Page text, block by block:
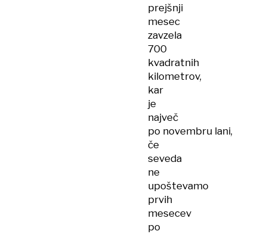
prejšnji
mesec
zavzela
700
kvadratnih
kilometrov,
kar
je
največ
po novembru lani,
če
seveda
ne
upoštevamo
prvih
mesecev
po